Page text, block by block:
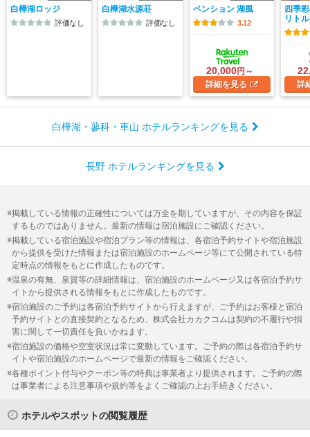
白樺湖ロッジ
評価なし
白樺湖水源荘
評価なし
ペンション 湖風
3.12
20,000円～
詳細を見る
四季
リト
詳
白樺湖・蓼科・車山 ホテルランキングを見る
長野 ホテルランキングを見る
掲載している情報の正確性については万全を期していますが、その内容を保証
するものではありません。最新の情報は宿泊施設にご確認ください。
掲載している宿泊施設や宿泊プラン等の情報は、各宿泊予約サイトや宿泊施設
から提供を受けた情報または宿泊施設のホームページ等にて公開されている特
定時点の情報をもとに作成したものです。
温泉の有無、泉質等の詳細情報は、宿泊施設のホームページ又は各宿泊予約サ
イトから提供される情報をもとに作成したものです。
宿泊施設のご予約は各宿泊予約サイトから行えますが、ご予約はお客様と宿泊
予約サイトとの直接契約となるため、株式会社カカクコムは契約の不履行や損
害に関して一切責任を負いかねます。
宿泊施設の価格や空室状況は常に変動しています。ご予約の際は各宿泊予約サ
イトや宿泊施設のホームページで最新の情報をご確認ください。
各種ポイント付与やクーポン等の特典は事業者より提供されます。ご予約の際
は事業者による注意事項や規約等をよくご確認の上お手続きください。
ホテルやスポットの閲覧履歴